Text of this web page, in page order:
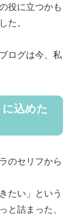
役に立つかも
た。
ログは今、私
込めた
のセリフから
たい」という
と詰まった、